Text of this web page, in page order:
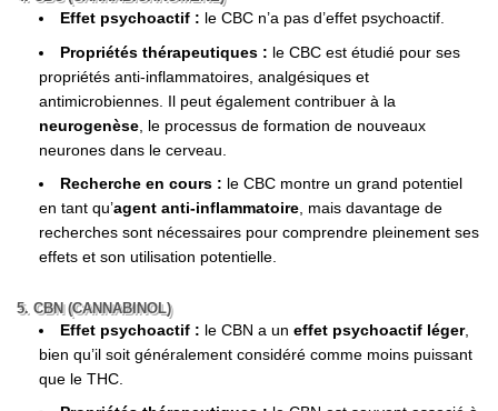
Effet psychoactif : le CBC n’a pas d’effet psychoactif.
Propriétés thérapeutiques : le CBC est étudié pour ses
propriétés anti-inflammatoires, analgésiques et
antimicrobiennes. Il peut également contribuer à la
neurogenèse , le processus de formation de nouveaux
neurones dans le cerveau.
Recherche en cours : le CBC montre un grand potentiel
en tant qu’agent anti-inflammatoire , mais davantage de
recherches sont nécessaires pour comprendre pleinement ses
effets et son utilisation potentielle.
5. CBN (CANNABINOL)
Effet psychoactif : le CBN a un effet psychoactif léger,
bien qu’il soit généralement considéré comme moins puissant
que le THC.